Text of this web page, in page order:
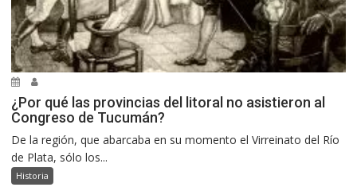
¿Por qué las provincias del litoral no asistieron al
Congreso de Tucumán?
De la región, que abarcaba en su momento el Virreinato del Río
de Plata, sólo los...
Historia